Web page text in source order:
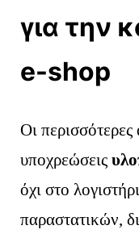
για την
e-shop
Οι
υποχρεώσεις
όχι στο
παραστατικών,